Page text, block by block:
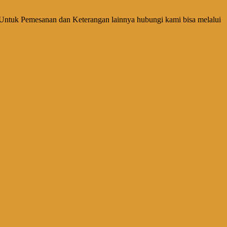
Pemesanan dan Keterangan lainnya hubungi kami bisa melalui